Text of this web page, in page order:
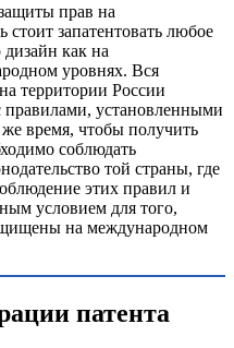
прав на
стоит запатентовать любое
дизайн как на
уровнях. Вся
территории России
правилами, установленными
время, чтобы получить
соблюдать
той страны, где
этих правил и
условием для того,
на международном
патента